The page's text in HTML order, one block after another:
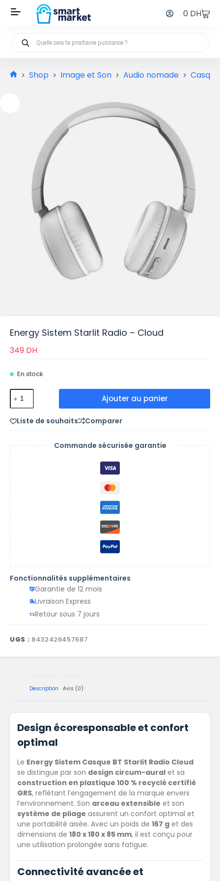
0 DH
Shop Image et Son Audio nomade
Energy Sistem Starlit Radio – Cloud
349 DH
En stock
Ajouter au panier
Liste de souhaits Comparer
Commande sécurisée garantie
Fonctionnalités supplémentaires
Garantie de 12 mois
Livraison Express
Retour sous 7 jours
UGS : 8432426457687
Description Avis (0)
Design écoresponsable et confort
optimal
Le Energy Sistem Casque BT Starlit Radio Cloud
se distingue par son design circum-aural et sa
construction en plastique 100 % recyclé certifié
GRS, reflétant l’engagement de la marque envers
l’environnement. Son arceau extensible et son
système de pliage assurent un confort optimal et
une portabilité aisée. Avec un poids de 167 g et des
dimensions de 180 x 180 x 85 mm, il est conçu pour
une utilisation prolongée sans fatigue.
Connectivité avancée et